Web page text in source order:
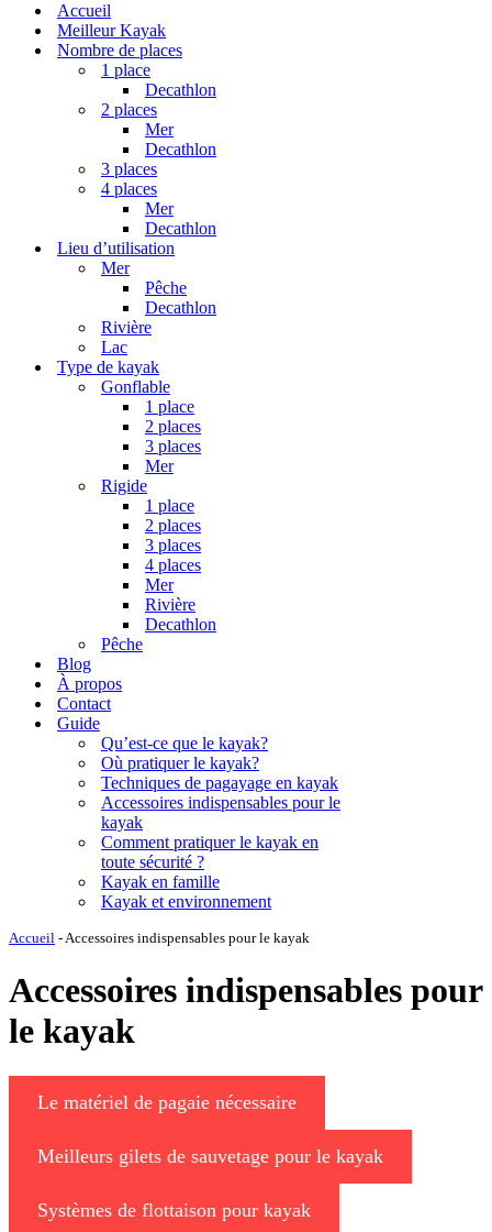
navigationAccueil
Meilleur Kayak
Nombre de places
1 place
Decathlon
2 places
Mer
Decathlon
3 places
4 places
Mer
Decathlon
Lieu d’utilisation
Mer
Pêche
Decathlon
Rivière
Lac
Type de kayak
Gonflable
1 place
2 places
3 places
Mer
Rigide
1 place
2 places
3 places
4 places
Mer
Rivière
Decathlon
Pêche
Blog
À propos
Contact
Guide
Qu’est-ce que le kayak?
Où pratiquer le kayak?
Techniques de pagayage en kayak
Accessoires indispensables pour le
kayak
Comment pratiquer le kayak en
toute sécurité ?
Kayak en famille
Kayak et environnement
Accueil -Accessoires indispensables pour le kayak
Accessoires indispensables pour
le kayak
Le matériel de pagaie nécessaire
Meilleurs gilets de sauvetage pour le kayak
Systèmes de flottaison pour kayak